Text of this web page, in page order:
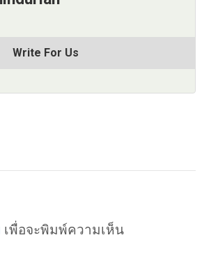
Write For Us
เพื่อจะพิมพ์ความเห็น